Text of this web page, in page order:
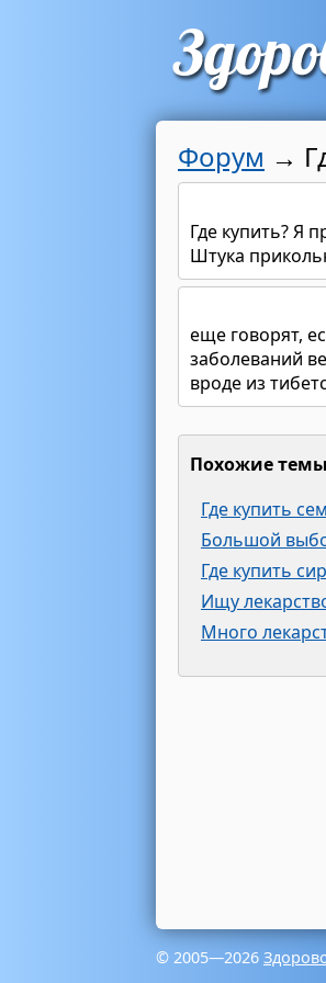
Форум →
Где купить? Я
Штука
еще говорят,
заболеваний
вроде из
Похожие
Где купить
Большой
Где купить
Ищу
Много
© 2005—2026